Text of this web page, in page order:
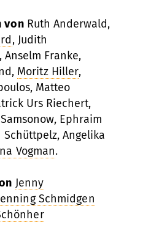
von Ruth Anderwald,
, Judith
Franke,
Moritz Hiller,
Matteo
Urs Riechert,
Ephraim
Angelika
Vogman.
Jenny
Schmidgen